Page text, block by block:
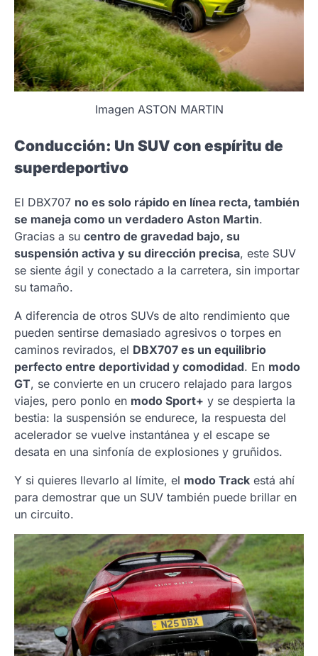
Imagen ASTON MARTIN
Conducción: Un SUV con espíritu de
superdeportivo
El DBX707 no es solo rápido en línea recta, también
se maneja como un verdadero Aston Martin.
Gracias a su centro de gravedad bajo, su
suspensión activa y su dirección precisa, este SUV
se siente ágil y conectado a la carretera, sin importar
su tamaño.
A diferencia de otros SUVs de alto rendimiento que
pueden sentirse demasiado agresivos o torpes en
caminos revirados, el DBX707 es un equilibrio
perfecto entre deportividad y comodidad. En modo
GT, se convierte en un crucero relajado para largos
viajes, pero ponlo en modo Sport+ y se despierta la
bestia: la suspensión se endurece, la respuesta del
acelerador se vuelve instantánea y el escape se
desata en una sinfonía de explosiones y gruñidos.
Y si quieres llevarlo al límite, el modo Track está ahí
para demostrar que un SUV también puede brillar en
un circuito.